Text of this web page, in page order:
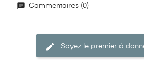
Commentaires (0)
Soyez le premier à